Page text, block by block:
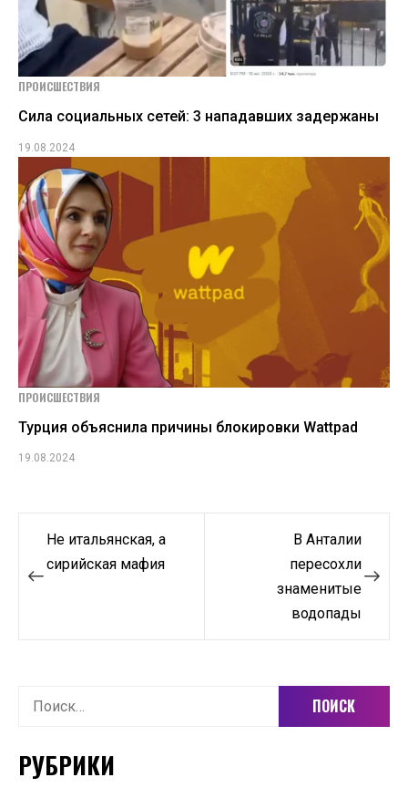
ПРОИСШЕСТВИЯ
Сила социальных сетей: 3 нападавших задержаны
19.08.2024
ПРОИСШЕСТВИЯ
Турция объяснила причины блокировки Wattpad
19.08.2024
Навигация
по
Не итальянская, а
сирийская мафия
В Анталии
пересохли
знаменитые
водопады
Найти:
РУБРИКИ